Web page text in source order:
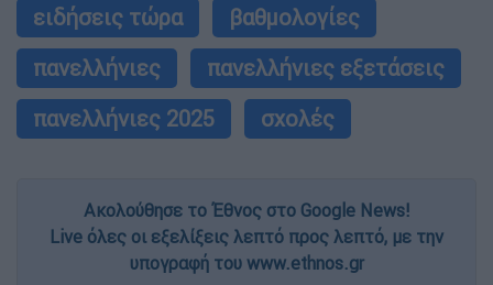
ειδήσεις τώρα
βαθμολογίες
πανελλήνιες
πανελλήνιες εξετάσεις
πανελλήνιες 2025
σχολές
Ακολούθησε το Έθνος στο Google News!
Live όλες οι εξελίξεις λεπτό προς λεπτό, με την
υπογραφή του www.ethnos.gr